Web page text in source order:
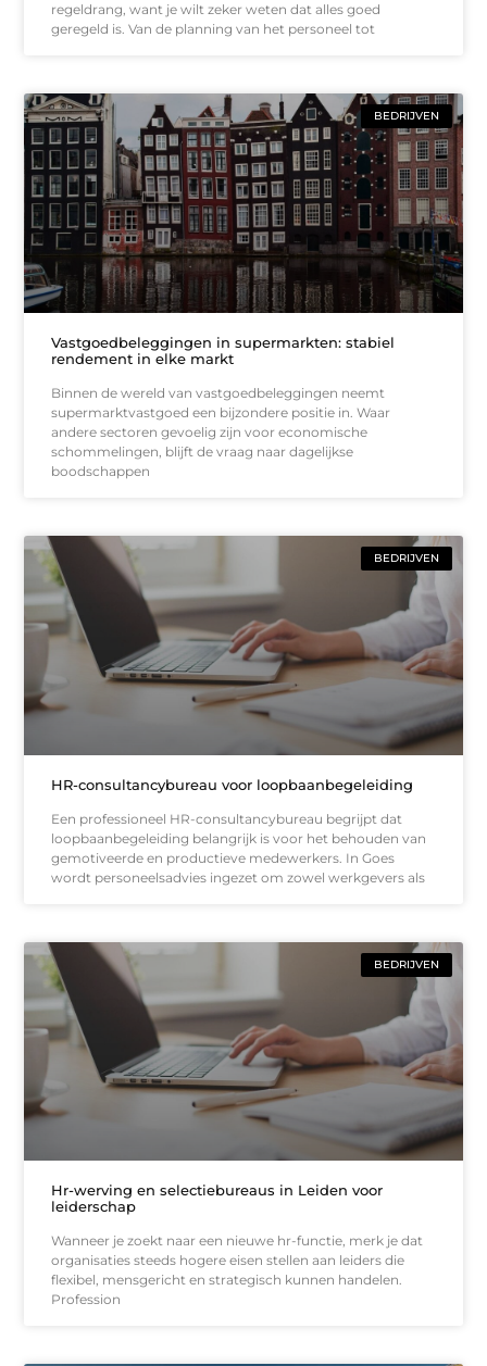
regeldrang, want je wilt zeker weten dat alles goed
geregeld is. Van de planning van het personeel tot
BEDRIJVEN
Vastgoedbeleggingen in supermarkten: stabiel
rendement in elke markt
Binnen de wereld van vastgoedbeleggingen neemt
supermarktvastgoed een bijzondere positie in. Waar
andere sectoren gevoelig zijn voor economische
schommelingen, blijft de vraag naar dagelijkse
boodschappen
BEDRIJVEN
HR-consultancybureau voor loopbaanbegeleiding
Een professioneel HR-consultancybureau begrijpt dat
loopbaanbegeleiding belangrijk is voor het behouden van
gemotiveerde en productieve medewerkers. In Goes
wordt personeelsadvies ingezet om zowel werkgevers als
BEDRIJVEN
Hr-werving en selectiebureaus in Leiden voor
leiderschap
Wanneer je zoekt naar een nieuwe hr-functie, merk je dat
organisaties steeds hogere eisen stellen aan leiders die
flexibel, mensgericht en strategisch kunnen handelen.
Profession